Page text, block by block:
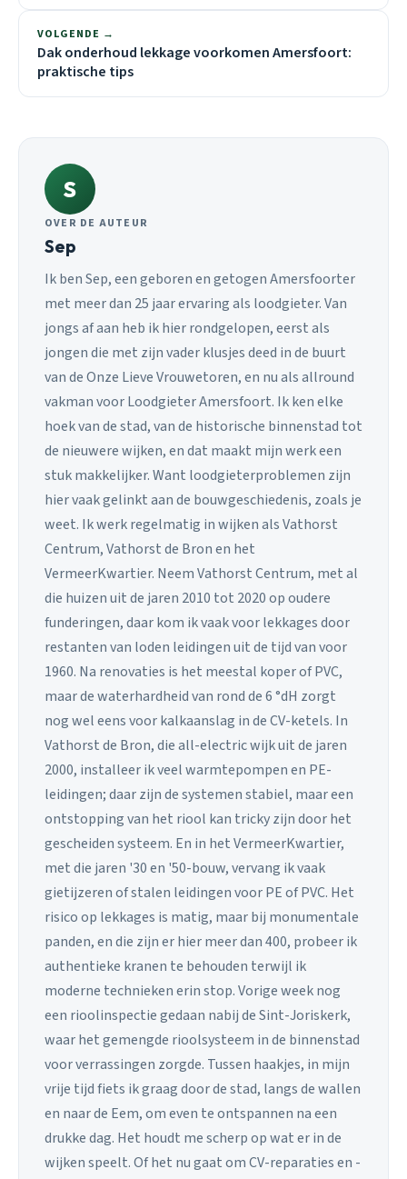
VOLGENDE →
Dak onderhoud lekkage voorkomen Amersfoort:
praktische tips
S
OVER DE AUTEUR
Sep
Ik ben Sep, een geboren en getogen Amersfoorter
met meer dan 25 jaar ervaring als loodgieter. Van
jongs af aan heb ik hier rondgelopen, eerst als
jongen die met zijn vader klusjes deed in de buurt
van de Onze Lieve Vrouwetoren, en nu als allround
vakman voor Loodgieter Amersfoort. Ik ken elke
hoek van de stad, van de historische binnenstad tot
de nieuwere wijken, en dat maakt mijn werk een
stuk makkelijker. Want loodgieterproblemen zijn
hier vaak gelinkt aan de bouwgeschiedenis, zoals je
weet. Ik werk regelmatig in wijken als Vathorst
Centrum, Vathorst de Bron en het
VermeerKwartier. Neem Vathorst Centrum, met al
die huizen uit de jaren 2010 tot 2020 op oudere
funderingen, daar kom ik vaak voor lekkages door
restanten van loden leidingen uit de tijd van voor
1960. Na renovaties is het meestal koper of PVC,
maar de waterhardheid van rond de 6 °dH zorgt
nog wel eens voor kalkaanslag in de CV-ketels. In
Vathorst de Bron, die all-electric wijk uit de jaren
2000, installeer ik veel warmtepompen en PE-
leidingen; daar zijn de systemen stabiel, maar een
ontstopping van het riool kan tricky zijn door het
gescheiden systeem. En in het VermeerKwartier,
met die jaren '30 en '50-bouw, vervang ik vaak
gietijzeren of stalen leidingen voor PE of PVC. Het
risico op lekkages is matig, maar bij monumentale
panden, en die zijn er hier meer dan 400, probeer ik
authentieke kranen te behouden terwijl ik
moderne technieken erin stop. Vorige week nog
een rioolinspectie gedaan nabij de Sint-Joriskerk,
waar het gemengde rioolsysteem in de binnenstad
voor verrassingen zorgde. Tussen haakjes, in mijn
vrije tijd fiets ik graag door de stad, langs de wallen
en naar de Eem, om even te ontspannen na een
drukke dag. Het houdt me scherp op wat er in de
wijken speelt. Of het nu gaat om CV-reparaties en -